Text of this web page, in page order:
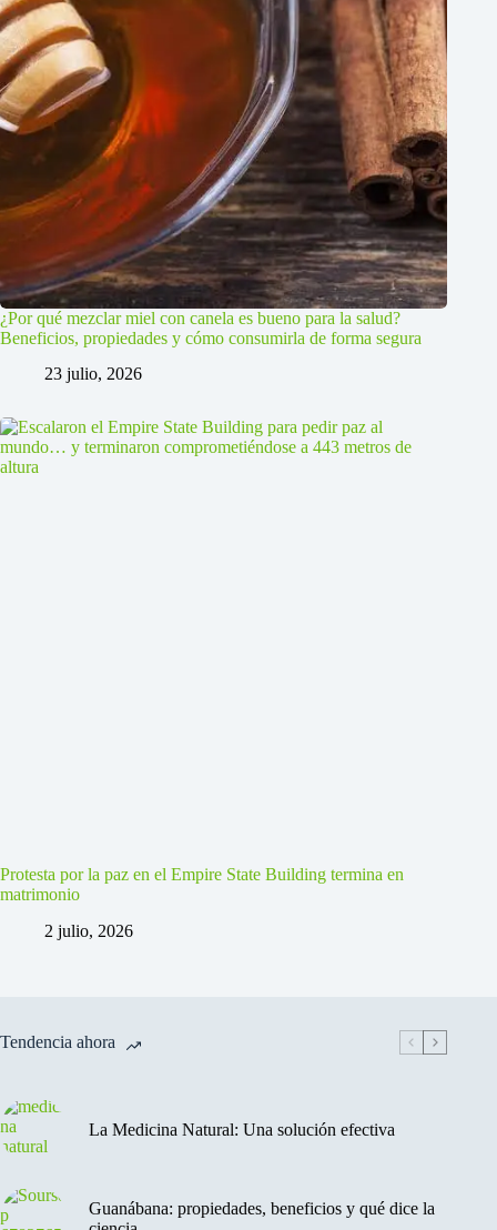
¿Por qué mezclar miel con canela es bueno para la salud?
Beneficios, propiedades y cómo consumirla de forma segura
23 julio, 2026
Protesta por la paz en el Empire State Building termina en
matrimonio
2 julio, 2026
Tendencia ahora
La Medicina Natural: Una solución efectiva
Guanábana: propiedades, beneficios y qué dice la